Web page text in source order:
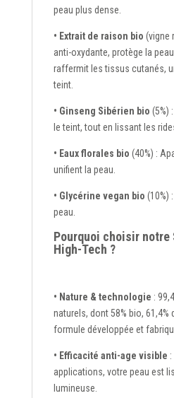
peau plus dense.
• Extrait de raison bio (vigne
anti-oxydante, protège la
raffermit les tissus cutanés,
teint.
• Ginseng Sibérien bio (5%)
le teint, tout en lissant les
• Eaux florales bio (40%) :
unifient la peau.
• Glycérine vegan bio (10%)
peau.
Pourquoi choisir notre
High-Tech ?
• Nature & technologie :
naturels, dont 58% bio, 61,4%
formule développée et
• Efficacité anti-age visible
applications, votre peau est
lumineuse.